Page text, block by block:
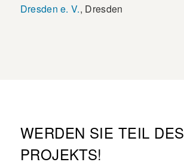
Dresden e. V., Dresden
WERDEN SIE TEIL DES
PROJEKTS!